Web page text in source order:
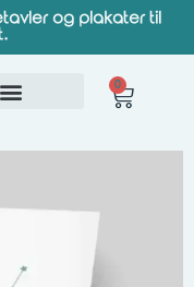
og plakater til
0